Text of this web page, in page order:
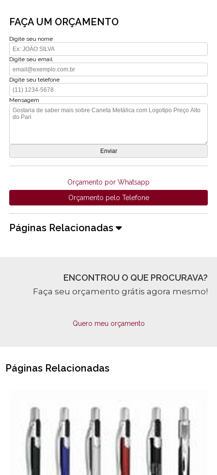
FAÇA UM ORÇAMENTO
Digite seu nome
Digite seu email
Digite seu telefone
Mensagem
Orçamento por Whatsapp
Orçamento pelo Telefone
Páginas Relacionadas
ENCONTROU O QUE PROCURAVA?
Faça seu orçamento grátis agora mesmo!
Quero meu orçamento
Páginas Relacionadas